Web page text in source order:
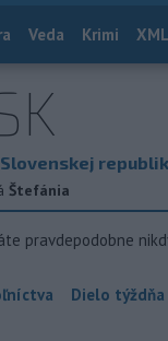
Veda Krimi
Štefánia
pravdepodobne
Dielo týždňa